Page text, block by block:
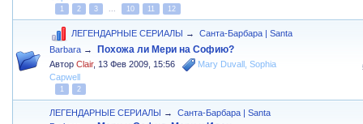
1 2 3 ... 10 11 12
ЛЕГЕНДАРНЫЕ СЕРИАЛЫ →
Санта-Барбара | Santa
Barbara → Похожа ли Мери на Софию?
АвторClair, 13 Фев 2009, 15:56 Mary Duvall ,Sophia
Capwell
1 2
ЛЕГЕНДАРНЫЕ СЕРИАЛЫ →
Санта-Барбара | Santa